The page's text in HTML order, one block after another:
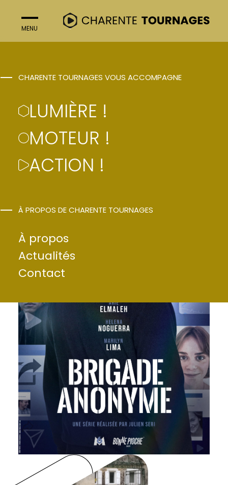
MENU
CHARENTE TOURNAGES VOUS ACCOMPAGNE
LUMIÈRE !
MOTEUR !
ACTION !
À PROPOS DE CHARENTE TOURNAGES
À propos
Actualités
Contact
BRIGADE ANONYME
– SAISON 2
Ivan Fegyveres